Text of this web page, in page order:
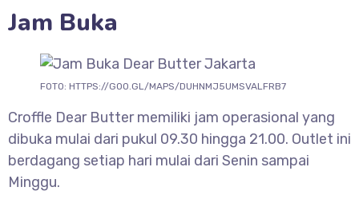
Jam Buka
FOTO: HTTPS://GOO.GL/MAPS/DUHNMJ5UMSVALFRB7
Croffle Dear Butter memiliki jam operasional yang
dibuka mulai dari pukul 09.30 hingga 21.00. Outlet ini
berdagang setiap hari mulai dari Senin sampai
Minggu.